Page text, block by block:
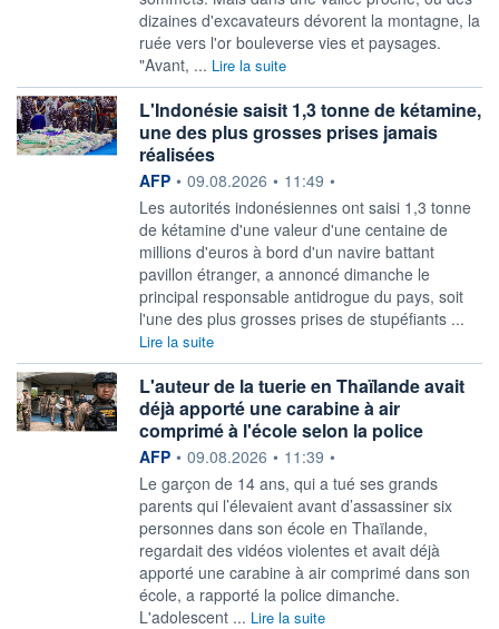
dizaines d'excavateurs dévorent la montagne, la
ruée vers l'or bouleverse vies et paysages.
"Avant, ... Lire la suite
L'Indonésie saisit 1,3 tonne de kétamine,
une des plus grosses prises jamais
réalisées
information fournie par
AFP • 09.08.2026 • 11:49 •
Les autorités indonésiennes ont saisi 1,3 tonne
de kétamine d'une valeur d'une centaine de
millions d'euros à bord d'un navire battant
pavillon étranger, a annoncé dimanche le
principal responsable antidrogue du pays, soit
l'une des plus grosses prises de stupéfiants ...
Lire la suite
L'auteur de la tuerie en Thaïlande avait
déjà apporté une carabine à air
comprimé à l'école selon la police
information fournie par
AFP • 09.08.2026 • 11:39 •
Le garçon de 14 ans, qui a tué ses grands
parents qui l’élevaient avant d’assassiner six
personnes dans son école en Thaïlande,
regardait des vidéos violentes et avait déjà
apporté une carabine à air comprimé dans son
école, a rapporté la police dimanche.
L'adolescent ... Lire la suite